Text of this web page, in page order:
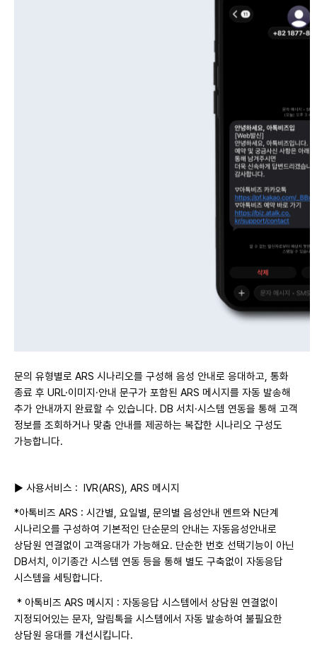
문의 유형별로 ARS 시나리오를 구성해 음성 안내로 응대하고, 통화
종료 후 URL·이미지·안내 문구가 포함된 ARS 메시지를 자동 발송해
추가 안내까지 완료할 수 있습니다. DB 서치·시스템 연동을 통해 고객
정보를 조회하거나 맞춤 안내를 제공하는 복잡한 시나리오 구성도
가능합니다.
▶ 사용서비스 : IVR(ARS), ARS 메시지
*아톡비즈 ARS : 시간별, 요일별, 문의별 음성안내 멘트와 N단계
시나리오를 구성하여 기본적인 단순문의 안내는 자동음성안내로
상담원 연결없이 고객응대가 가능해요. 단순한 번호 선택기능이 아닌
DB서치, 이기종간 시스템 연동 등을 통해 별도 구축없이 자동응답
시스템을 세팅합니다.
* 아톡비즈 ARS 메시지 : 자동응답 시스템에서 상담원 연결없이
지정되어있는 문자, 알림톡을 시스템에서 자동 발송하여 불필요한
상담원 응대를 개선시킵니다.